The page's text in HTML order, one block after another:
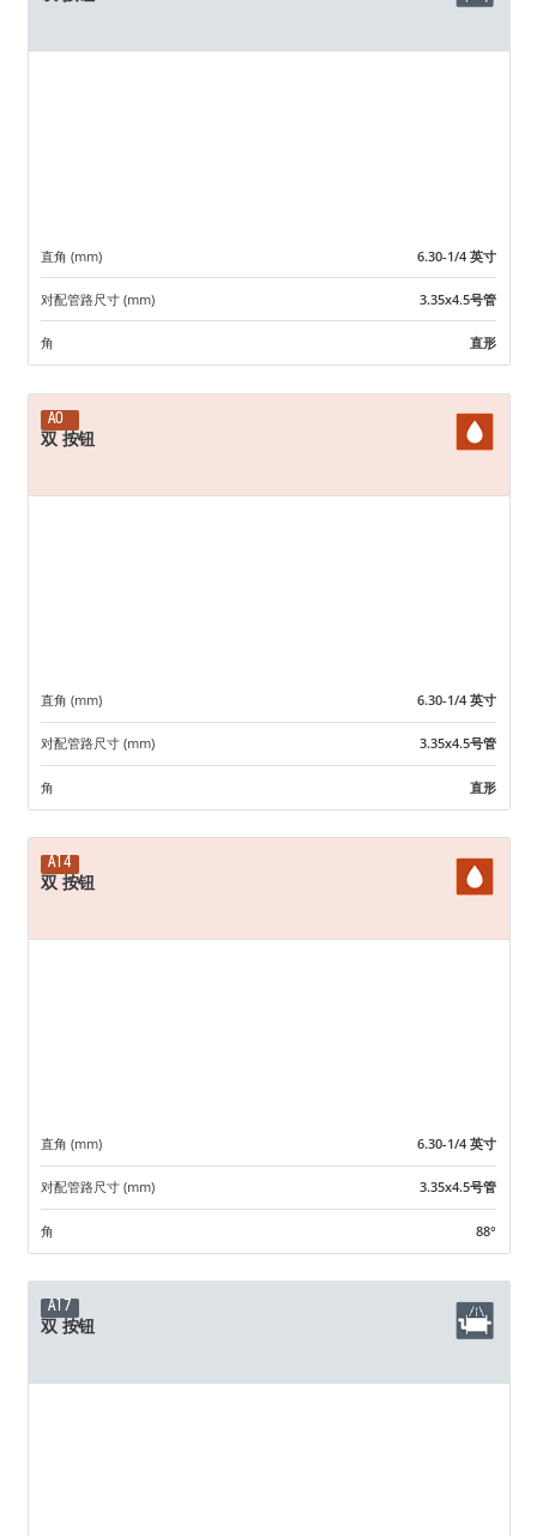
直角 (mm) 6.30-1/4 英寸
对配管路尺寸 (mm) 3.35x4.5号管
角 直形
A0
双 按钮
直角 (mm) 6.30-1/4 英寸
对配管路尺寸 (mm) 3.35x4.5号管
角 直形
A14
双 按钮
直角 (mm) 6.30-1/4 英寸
对配管路尺寸 (mm) 3.35x4.5号管
角 88°
A17
双 按钮